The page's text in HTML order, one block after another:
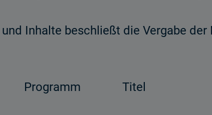
Inhalte beschließt die Vergabe
Programm Titel